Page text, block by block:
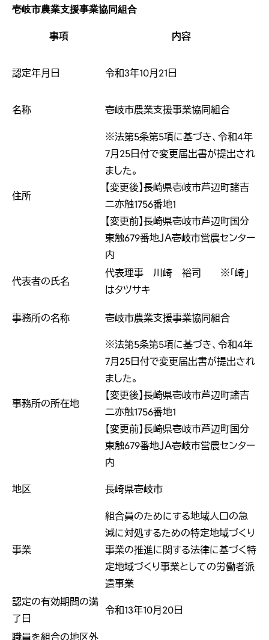
壱岐市農業支援事業協同組合
事項 内容
認定年月日 令和3年10月21日
名称 壱岐市農業支援事業協同組合
住所
※法第5条第5項に基づき、令和4年
7月25日付で変更届出書が提出され
ました。
【変更後】長崎県壱岐市芦辺町諸吉
二亦触1756番地1
【変更前】長崎県壱岐市芦辺町国分
東触679番地ＪＡ壱岐市営農センター
内
代表者の氏名
代表理事 川崎 裕司 ※「崎」
はタツサキ
事務所の名称 壱岐市農業支援事業協同組合
事務所の所在地
※法第5条第5項に基づき、令和4年
7月25日付で変更届出書が提出され
ました。
【変更後】長崎県壱岐市芦辺町諸吉
二亦触1756番地1
【変更前】長崎県壱岐市芦辺町国分
東触679番地ＪＡ壱岐市営農センター
内
地区 長崎県壱岐市
事業
組合員のためにする地域人口の急
減に対処するための特定地域づくり
事業の推進に関する法律に基づく特
定地域づくり事業としての労働者派
遣事業
認定の有効期間の満
了日
令和13年10月20日